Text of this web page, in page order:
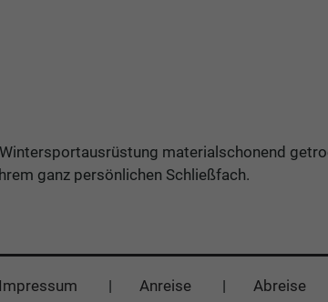
materialschonend
ganz persönlichen Schließfach.
Impressum Anreise Abreise